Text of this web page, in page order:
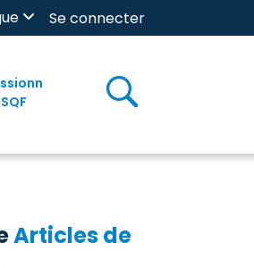
Se connecter
Articles de